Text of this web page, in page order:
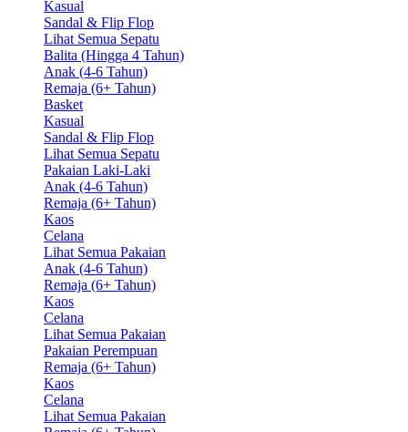
Kasual
Sandal & Flip Flop
Lihat Semua Sepatu
Balita (Hingga 4 Tahun)
Anak (4-6 Tahun)
Remaja (6+ Tahun)
Basket
Kasual
Sandal & Flip Flop
Lihat Semua Sepatu
Pakaian Laki-Laki
Anak (4-6 Tahun)
Remaja (6+ Tahun)
Kaos
Celana
Lihat Semua Pakaian
Anak (4-6 Tahun)
Remaja (6+ Tahun)
Kaos
Celana
Lihat Semua Pakaian
Pakaian Perempuan
Remaja (6+ Tahun)
Kaos
Celana
Lihat Semua Pakaian